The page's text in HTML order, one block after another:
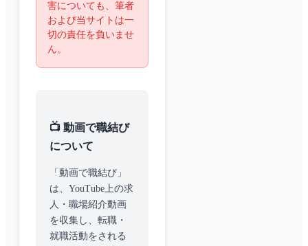
害についても、筆者
および当サイトは一
切の責任を負いませ
ん。
📺 動画で職結び
について
「動画で職結び」
は、YouTube上の求
人・職場紹介動画
を収集し、転職・
就職活動をされる